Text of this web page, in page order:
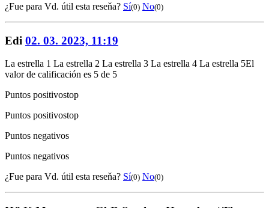
¿Fue para Vd. útil esta reseňa? Sí(0) No(0)
Edi 02. 03. 2023, 11:19
La estrella 1 La estrella 2 La estrella 3 La estrella 4 La estrella 5El
valor de calificación es 5 de 5
Puntos positivostop
Puntos positivostop
Puntos negativos
Puntos negativos
¿Fue para Vd. útil esta reseňa? Sí(0) No(0)